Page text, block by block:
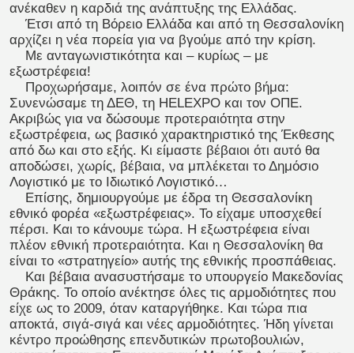
ανέκαθεν η καρδιά της ανάπτυξης της Ελλάδας.
Έτσι από τη Βόρειο Ελλάδα και από τη Θεσσαλονίκη
αρχίζει η νέα πορεία για να βγούμε από την κρίση.
Με ανταγωνιστικότητα και – κυρίως – με
εξωστρέφεια!
Προχωρήσαμε, λοιπόν σε ένα πρώτο βήμα:
Συνενώσαμε τη ΔΕΘ, τη HELEXPO και τον ΟΠΕ.
Ακριβώς για να δώσουμε προτεραιότητα στην
εξωστρέφεια, ως βασικό χαρακτηριστικό της Έκθεσης
από δω και στο εξής. Κι είμαστε βέβαιοι ότι αυτό θα
αποδώσει, χωρίς, βέβαια, να μπλέκεται το Δημόσιο
Λογιστικό με το Ιδιωτικό Λογιστικό…
Επίσης, δημιουργούμε με έδρα τη Θεσσαλονίκη
εθνικό φορέα «εξωστρέφειας». Το είχαμε υποσχεθεί
πέρσι. Και το κάνουμε τώρα. Η εξωστρέφεια είναι
πλέον εθνική προτεραιότητα. Και η Θεσσαλονίκη θα
είναι το «στρατηγείο» αυτής της εθνικής προσπάθειας.
Και βέβαια ανασυστήσαμε το υπουργείο Μακεδονίας
Θράκης. Το οποίο ανέκτησε όλες τις αρμοδιότητες που
είχε ως το 2009, όταν καταργήθηκε. Και τώρα πια
αποκτά, σιγά-σιγά και νέες αρμοδιότητες. Ήδη γίνεται
κέντρο προώθησης επενδυτικών πρωτοβουλιών,